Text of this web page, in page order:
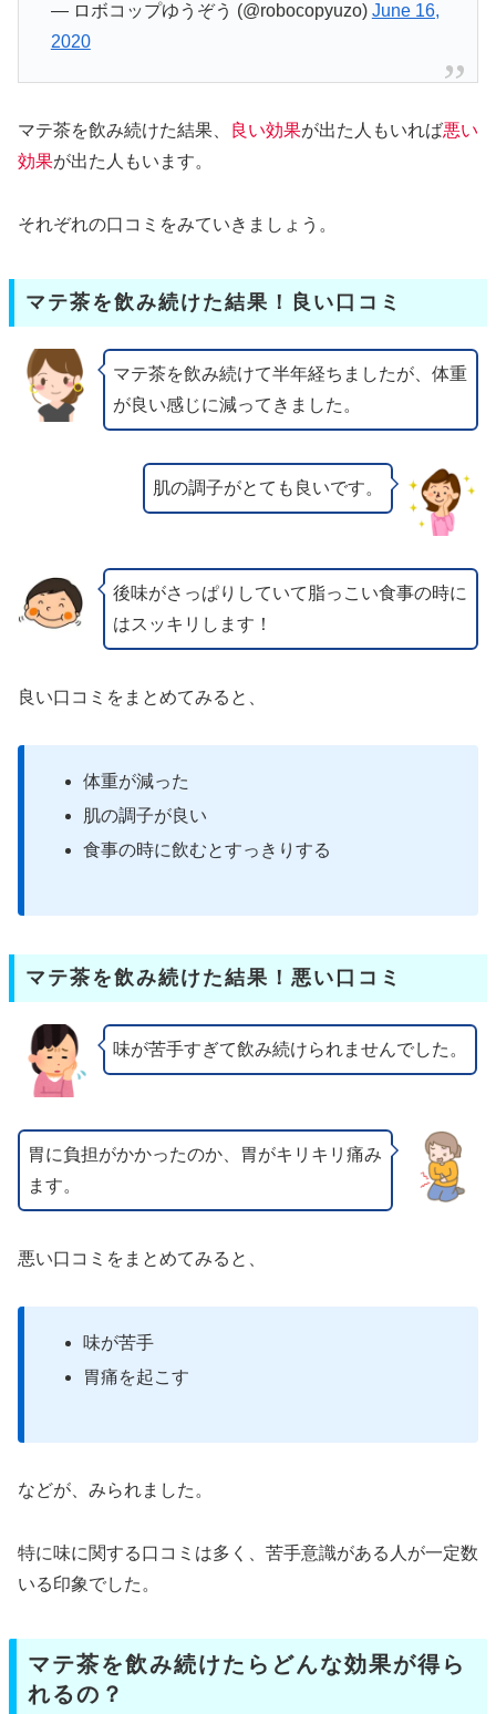
— ロボコップゆうぞう (@robocopyuzo) June 16,
2020
マテ茶を飲み続けた結果、 良い効果が出た人もいれば悪い
効果が出た人もいます。
それぞれの口コミをみていきましょう。
マテ茶を飲み続けた結果！良い口コミ
マテ茶を飲み続けて半年経ちましたが、体重
が良い感じに減ってきました。
肌の調子がとても良いです。
後味がさっぱりしていて脂っこい食事の時に
はスッキリします！
良い口コミをまとめてみると、
体重が減った
肌の調子が良い
食事の時に飲むとすっきりする
マテ茶を飲み続けた結果！悪い口コミ
味が苦手すぎて飲み続けられませんでした。
胃に負担がかかったのか、胃がキリキリ痛み
ます。
悪い口コミをまとめてみると、
味が苦手
胃痛を起こす
などが、みられました。
特に味に関する口コミは多く、苦手意識がある人が一定数
いる印象でした。
マテ茶を飲み続けたらどんな効果が得ら
れるの？